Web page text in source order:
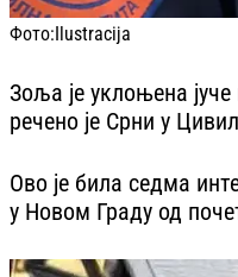
Фото:Ilustracija
Зоља је уклоњена
речено је Срни у
Ово је била седма
у Новом Граду од